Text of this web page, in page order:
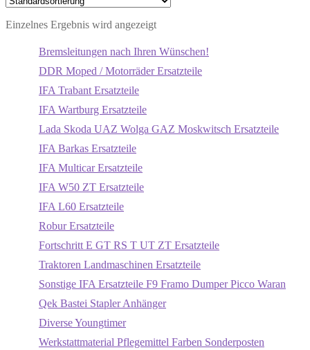
Einzelnes Ergebnis wird angezeigt
Bremsleitungen nach Ihren Wünschen!
DDR Moped / Motorräder Ersatzteile
IFA Trabant Ersatzteile
IFA Wartburg Ersatzteile
Lada Skoda UAZ Wolga GAZ Moskwitsch Ersatzteile
IFA Barkas Ersatzteile
IFA Multicar Ersatzteile
IFA W50 ZT Ersatzteile
IFA L60 Ersatzteile
Robur Ersatzteile
Fortschritt E GT RS T UT ZT Ersatzteile
Traktoren Landmaschinen Ersatzteile
Sonstige IFA Ersatzteile F9 Framo Dumper Picco Waran
Qek Bastei Stapler Anhänger
Diverse Youngtimer
Werkstattmaterial Pflegemittel Farben Sonderposten